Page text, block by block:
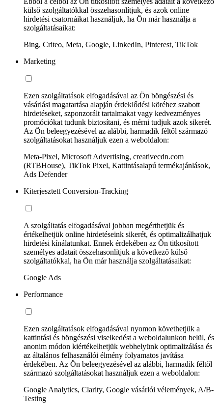
külső szolgáltatókkal összehasonlítjuk, és azok online
hirdetési csatornáikat használjuk, ha Ön már használja a
szolgáltatásaikat:
Bing, Criteo, Meta, Google, LinkedIn, Pinterest, TikTok
Marketing
Ezen szolgáltatások elfogadásával az Ön böngészési és
vásárlási magatartása alapján érdeklődési köréhez szabott
hirdetéseket, szponzorált tartalmakat vagy kedvezményes
promóciókat tudunk biztosítani, és mérni tudjuk azok sikerét.
Az Ön beleegyezésével az alábbi, harmadik féltől származó
szolgáltatásokat használjuk ezen a weboldalon:
Meta-Pixel, Microsoft Advertising, creativecdn.com
(RTBHouse), TikTok Pixel, Kattintásalapú termékajánlások,
Ads Defender
Kiterjesztett Conversion-Tracking
A szolgáltatás elfogadásával jobban megérthetjük és
értékelhetjük online hirdetéseink sikerét, és optimalizálhatjuk
hirdetési kínálatunkat. Ennek érdekében az Ön titkosított
személyes adatait összehasonlítjuk a következő külső
szolgáltatókkal, ha Ön már használja szolgáltatásaikat:
Google Ads
Performance
Ezen szolgáltatások elfogadásával nyomon követhetjük a
kattintási és böngészési viselkedést a weboldalunkon belül, és
anonim módon kiértékelhetjük webhelyünk optimalizálása és
az általános felhasználói élmény folyamatos javítása
érdekében. Az Ön beleegyezésével az alábbi, harmadik féltől
származó szolgáltatásokat használjuk ezen a weboldalon:
Google Analytics, Clarity, Google vásárlói vélemények, A/B-
Testing